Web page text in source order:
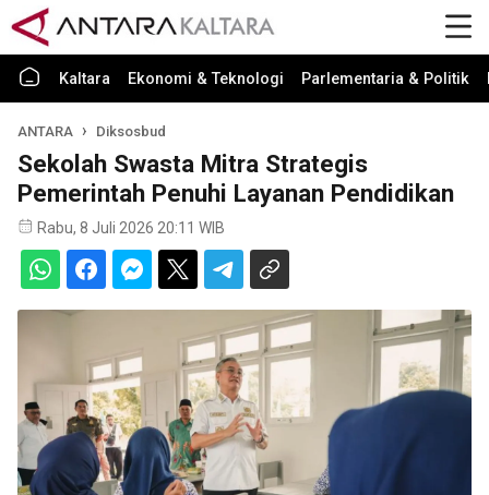
Kaltara Ekonomi & Teknologi Parlementaria & Politik
ANTARA Diksosbud
Sekolah Swasta Mitra Strategis
Pemerintah Penuhi Layanan Pendidikan
Rabu, 8 Juli 2026 20:11 WIB